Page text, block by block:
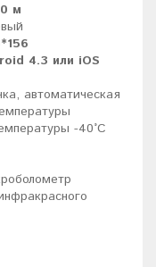
м
4.3 или iOS
автоматическая
-40°С